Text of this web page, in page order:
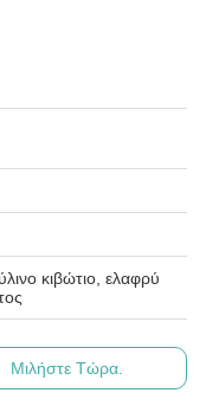
κιβώτιο, ελαφρύ
Μιλήστε Τώρα.